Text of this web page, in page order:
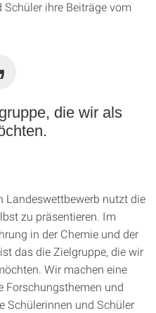
ihre Beiträge vom
die wir als
Landeswettbewerb nutzt die
zu präsentieren. Im
in der Chemie und der
das die Zielgruppe, die wir
Wir machen eine
Forschungsthemen und
Schülerinnen und Schüler